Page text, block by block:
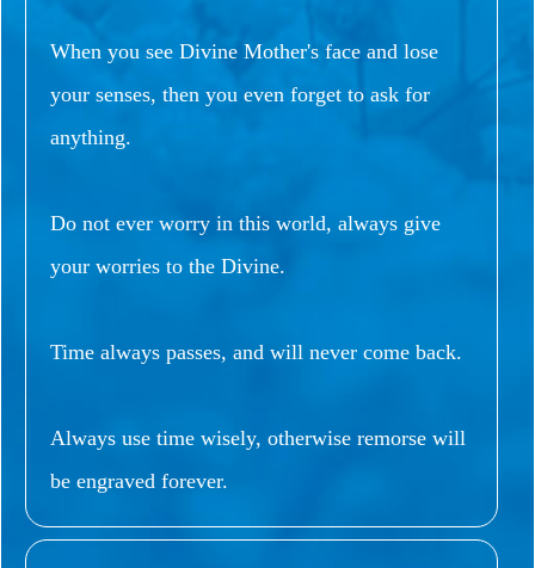
When you see Divine Mother's face and lose
your senses, then you even forget to ask for
anything.
Do not ever worry in this world, always give
your worries to the Divine.
Time always passes, and will never come back.
Always use time wisely, otherwise remorse will
be engraved forever.